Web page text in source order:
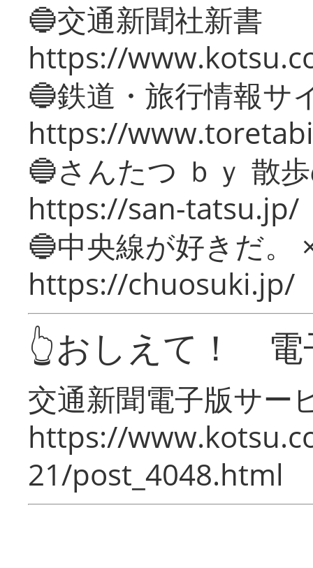
🔵交通新聞社新書
https://
🔵鉄道・旅行情報サ
https://
🔵さんたつ ｂｙ 散
https://san-tatsu.jp/
🔵中央線が好きだ。
https://chuosuki.jp/
👆おしえて！ 電
交通新聞電子版サー
https://
21/post_4048.html